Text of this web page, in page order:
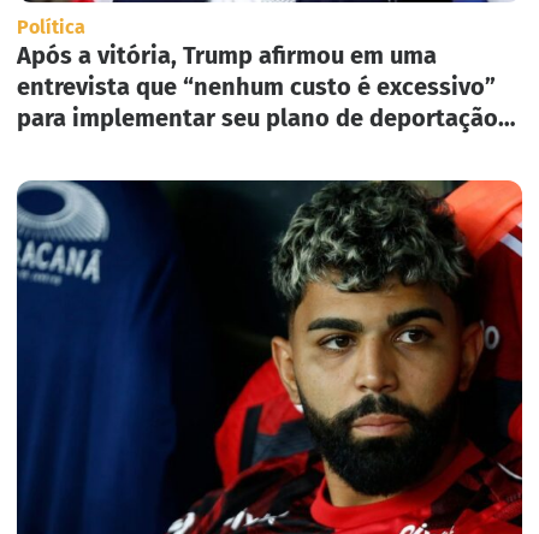
Política
Após a vitória, Trump afirmou em uma
entrevista que “nenhum custo é excessivo”
para implementar seu plano de deportação